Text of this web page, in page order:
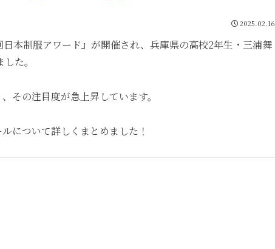
2025.02.16
日本制服アワード』が開催され、兵庫県の高校2年生・三浦舞
た。
その注目度が急上昇しています。
について詳しくまとめました！